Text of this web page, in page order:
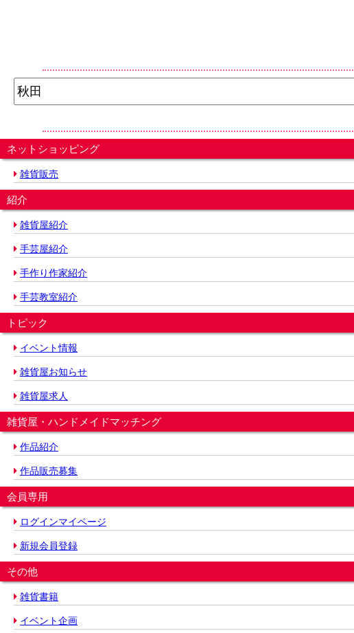
ネットショッピング
雑貨販売
紹介
雑貨屋紹介
手芸屋紹介
手作り作家紹介
手芸教室紹介
トピック
イベント情報
雑貨屋お知らせ
雑貨屋求人
雑貨屋・ハンドメイドマッチング
作品紹介
作品販売募集
会員専用
ログインマイページ
新規会員登録
その他
雑貨書籍
イベント企画